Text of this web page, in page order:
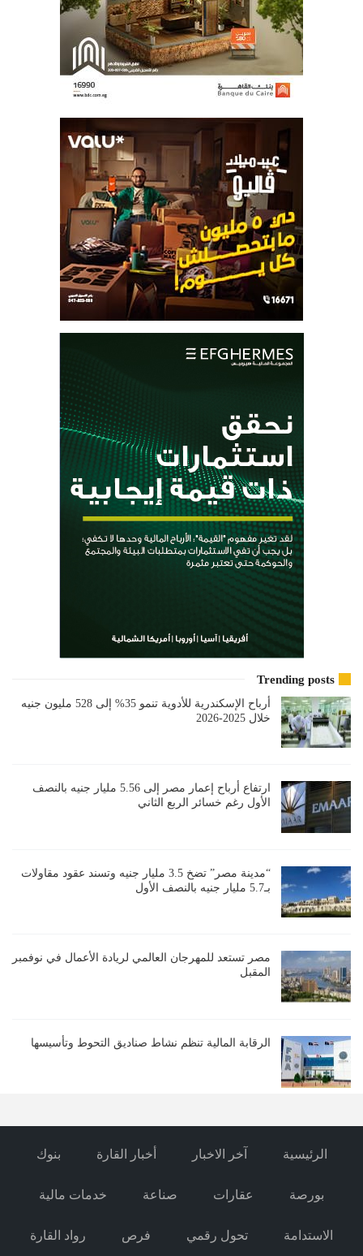
Trending posts
أرباح الإسكندرية للأدوية تنمو 35% إلى 528 مليون جنيه
خلال 2025-2026
ارتفاع أرباح إعمار مصر إلى 5.56 مليار جنيه بالنصف
الأول رغم خسائر الربع الثاني
“مدينة مصر” تضخ 3.5 مليار جنيه وتسند عقود مقاولات
بـ5.7 مليار جنيه بالنصف الأول
مصر تستعد للمهرجان العالمي لريادة الأعمال في نوفمبر
المقبل
الرقابة المالية تنظم نشاط صناديق التحوط وتأسيسها
الرئيسية آخر الاخبار أخبار القارة بنوك
بورصة عقارات صناعة خدمات مالية
الاستدامة تحول رقمي فرص رواد القارة